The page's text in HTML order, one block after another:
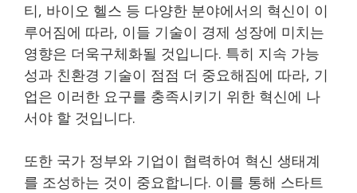
티, 바이오 헬스 등 다양한 분야에서의 혁신이 이
루어짐에 따라, 이들 기술이 경제 성장에 미치는
영향은 더욱구체화될 것입니다. 특히 지속 가능
성과 친환경 기술이 점점 더 중요해짐에 따라, 기
업은 이러한 요구를 충족시키기 위한 혁신에 나
서야 할 것입니다.
또한 국가 정부와 기업이 협력하여 혁신 생태계
를 조성하는 것이 중요합니다. 이를 통해 스타트